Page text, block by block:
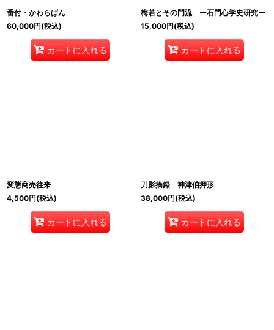
番付・かわらばん
60,000円(税込)
カートに入れる
梅若とその門流 ー石門心学史研究ー
15,000円(税込)
カートに入れる
変態商売往来
4,500円(税込)
カートに入れる
刀影摘録 神津伯押形
38,000円(税込)
カートに入れる